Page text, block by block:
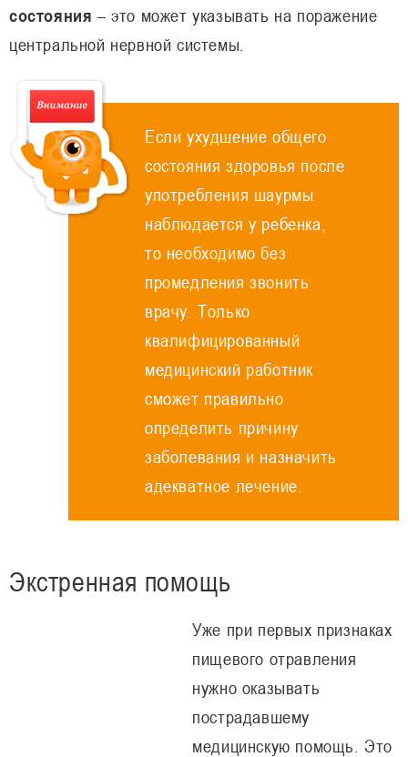
состояния – это может указывать на поражение
центральной нервной системы.
Если ухудшение общего
состояния здоровья после
употребления шаурмы
наблюдается у ребенка,
то необходимо без
промедления звонить
врачу. Только
квалифицированный
медицинский работник
сможет правильно
определить причину
заболевания и назначить
адекватное лечение.
Экстренная помощь
Уже при первых признаках
пищевого отравления
нужно оказывать
пострадавшему
медицинскую помощь. Это